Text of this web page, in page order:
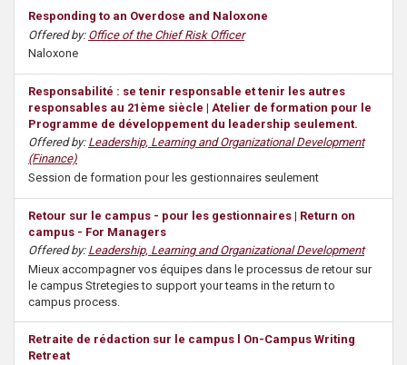
Responding to an Overdose and Naloxone
Offered by: Office of the Chief Risk Officer
Naloxone
Responsabilité : se tenir responsable et tenir les autres
responsables au 21ème siècle | Atelier de formation pour le
Programme de développement du leadership seulement.
Offered by: Leadership, Learning and Organizational Development
(Finance)
Session de formation pour les gestionnaires seulement
Retour sur le campus - pour les gestionnaires | Return on
campus - For Managers
Offered by: Leadership, Learning and Organizational Development
Mieux accompagner vos équipes dans le processus de retour sur
le campus Stretegies to support your teams in the return to
campus process.
Retraite de rédaction sur le campus l On-Campus Writing
Retreat